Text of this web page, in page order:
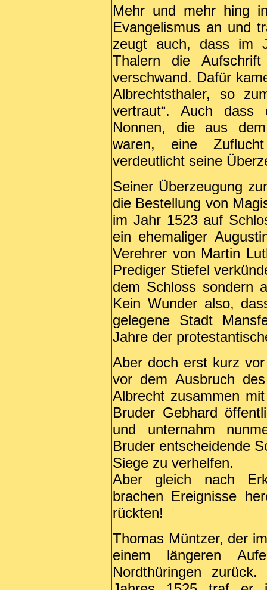
Mehr und mehr hing
Evangelismus an und
zeugt auch, dass im
Thalern die
verschwand. Dafür
Albrechtsthaler, so
vertraut“. Auch
Nonnen, die aus
waren, eine
verdeutlicht seine
Seiner Überzeugung
die Bestellung von
im Jahr 1523 auf
ein ehemaliger
Verehrer von Martin
Prediger Stiefel
dem Schloss sondern
Kein Wunder also,
gelegene Stadt
Jahre der
Aber doch erst kurz
vor dem Ausbruch
Albrecht zusammen
Bruder Gebhard
und unternahm
Bruder entscheidende
Siege zu verhelfen.
Aber gleich nach
brachen Ereignisse
rückten!
Thomas Müntzer, der
einem längeren
Nordthüringen